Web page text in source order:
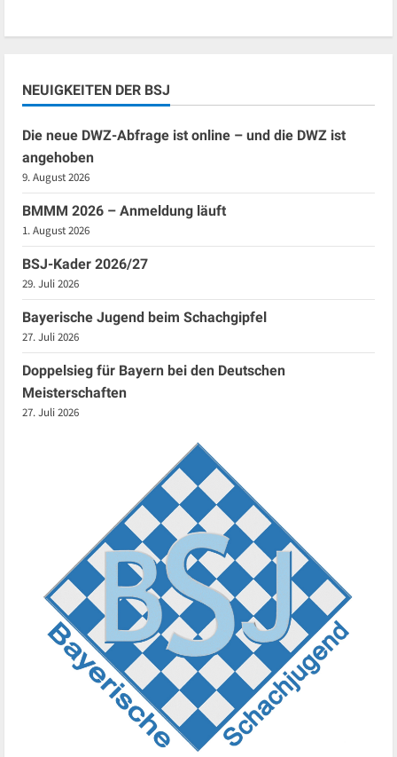
NEUIGKEITEN DER BSJ
Die neue DWZ-Abfrage ist online – und die DWZ ist
angehoben
9. August 2026
BMMM 2026 – Anmeldung läuft
1. August 2026
BSJ-Kader 2026/27
29. Juli 2026
Bayerische Jugend beim Schachgipfel
27. Juli 2026
Doppelsieg für Bayern bei den Deutschen
Meisterschaften
27. Juli 2026